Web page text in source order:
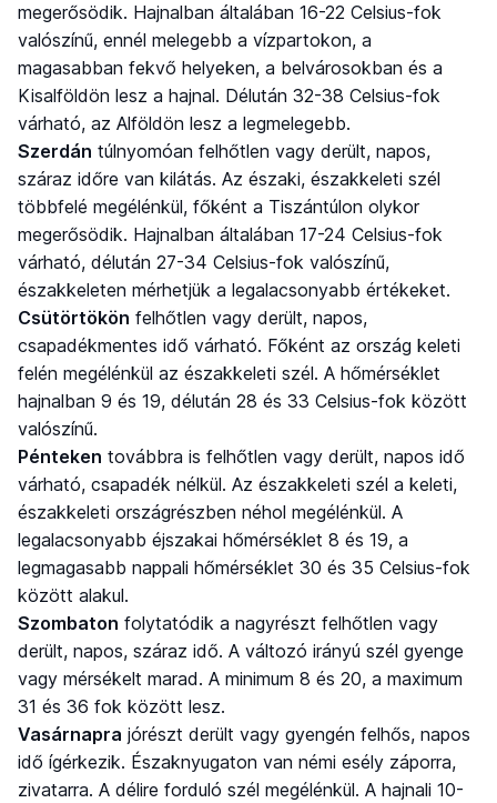
megerősödik. Hajnalban általában 16-22 Celsius-fok
valószínű, ennél melegebb a vízpartokon, a
magasabban fekvő helyeken, a belvárosokban és a
Kisalföldön lesz a hajnal. Délután 32-38 Celsius-fok
várható, az Alföldön lesz a legmelegebb.
Szerdán túlnyomóan felhőtlen vagy derült, napos,
száraz időre van kilátás. Az északi, északkeleti szél
többfelé megélénkül, főként a Tiszántúlon olykor
megerősödik. Hajnalban általában 17-24 Celsius-fok
várható, délután 27-34 Celsius-fok valószínű,
északkeleten mérhetjük a legalacsonyabb értékeket.
Csütörtökön felhőtlen vagy derült, napos,
csapadékmentes idő várható. Főként az ország keleti
felén megélénkül az északkeleti szél. A hőmérséklet
hajnalban 9 és 19, délután 28 és 33 Celsius-fok között
valószínű.
Pénteken továbbra is felhőtlen vagy derült, napos idő
várható, csapadék nélkül. Az északkeleti szél a keleti,
északkeleti országrészben néhol megélénkül. A
legalacsonyabb éjszakai hőmérséklet 8 és 19, a
legmagasabb nappali hőmérséklet 30 és 35 Celsius-fok
között alakul.
Szombaton folytatódik a nagyrészt felhőtlen vagy
derült, napos, száraz idő. A változó irányú szél gyenge
vagy mérsékelt marad. A minimum 8 és 20, a maximum
31 és 36 fok között lesz.
Vasárnapra jórészt derült vagy gyengén felhős, napos
idő ígérkezik. Északnyugaton van némi esély záporra,
zivatarra. A délire forduló szél megélénkül. A hajnali 10-